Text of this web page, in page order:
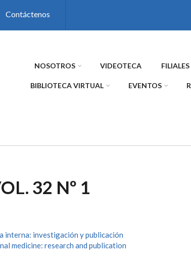
Contáctenos
NOSOTROS VIDEOTECA FILIALES
BIBLIOTECA VIRTUAL EVENTOS
32 Nº 1
interna: investigación y publicación
medicine: research and publication